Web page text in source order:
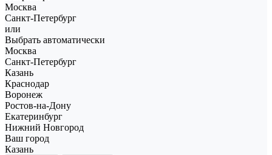
Москва
Санкт-Петербург
или
Выбрать автоматически
Москва
Санкт-Петербург
Казань
Краснодар
Воронеж
Ростов-на-Дону
Екатеринбург
Нижний Новгород
Ваш город
Казань